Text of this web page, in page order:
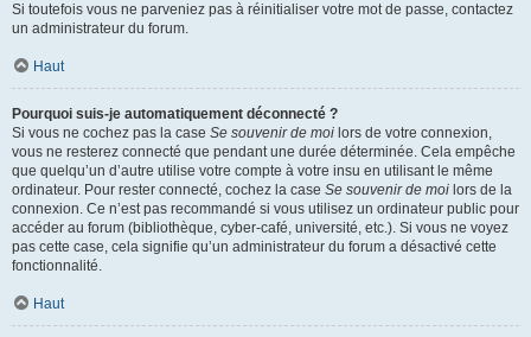
Si toutefois vous ne parveniez pas à réinitialiser votre mot de passe, contactez
un administrateur du forum.
Haut
Pourquoi suis-je automatiquement déconnecté ?
Si vous ne cochez pas la case Se souvenir de moi lors de votre connexion,
vous ne resterez connecté que pendant une durée déterminée. Cela empêche
que quelqu’un d’autre utilise votre compte à votre insu en utilisant le même
ordinateur. Pour rester connecté, cochez la case Se souvenir de moi lors de la
connexion. Ce n’est pas recommandé si vous utilisez un ordinateur public pour
accéder au forum (bibliothèque, cyber-café, université, etc.). Si vous ne voyez
pas cette case, cela signifie qu’un administrateur du forum a désactivé cette
fonctionnalité.
Haut